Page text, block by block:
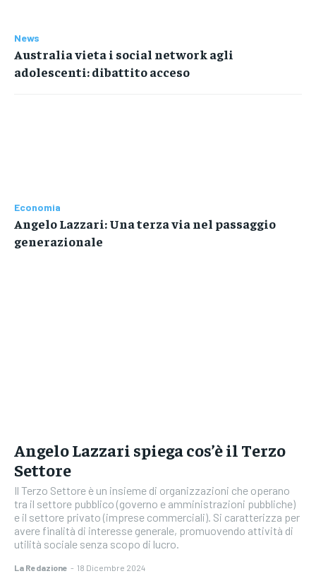
News
Australia vieta i social network agli
adolescenti: dibattito acceso
Economia
Angelo Lazzari: Una terza via nel passaggio
generazionale
Angelo Lazzari spiega cos’è il Terzo
Settore
Il Terzo Settore è un insieme di organizzazioni che operano
tra il settore pubblico (governo e amministrazioni pubbliche)
e il settore privato (imprese commerciali). Si caratterizza per
avere finalità di interesse generale, promuovendo attività di
utilità sociale senza scopo di lucro.
La Redazione - 18 Dicembre 2024